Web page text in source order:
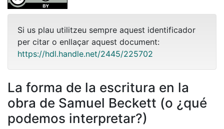
Si us plau utilitzeu sempre aquest identificador
per citar o enllaçar aquest document:
https://hdl.handle.net/2445/225702
La forma de la escritura en la
obra de Samuel Beckett (o ¿qué
podemos interpretar?)